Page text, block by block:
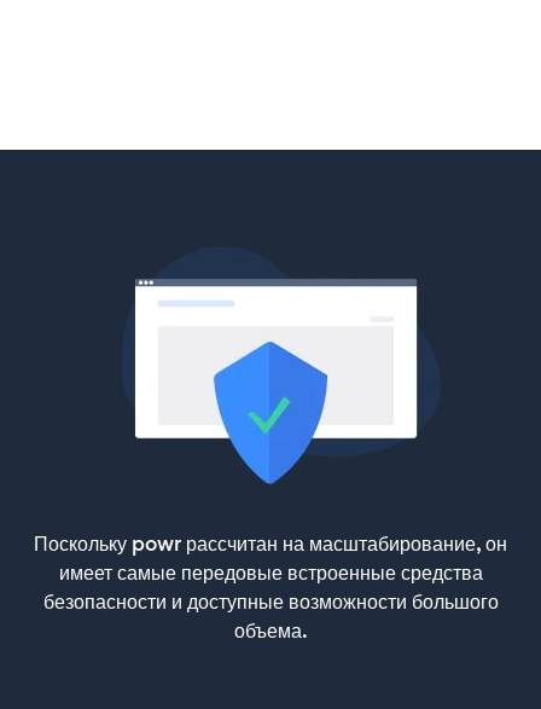
Поскольку powr рассчитан на масштабирование, он
имеет самые передовые встроенные средства
безопасности и доступные возможности большого
объема.